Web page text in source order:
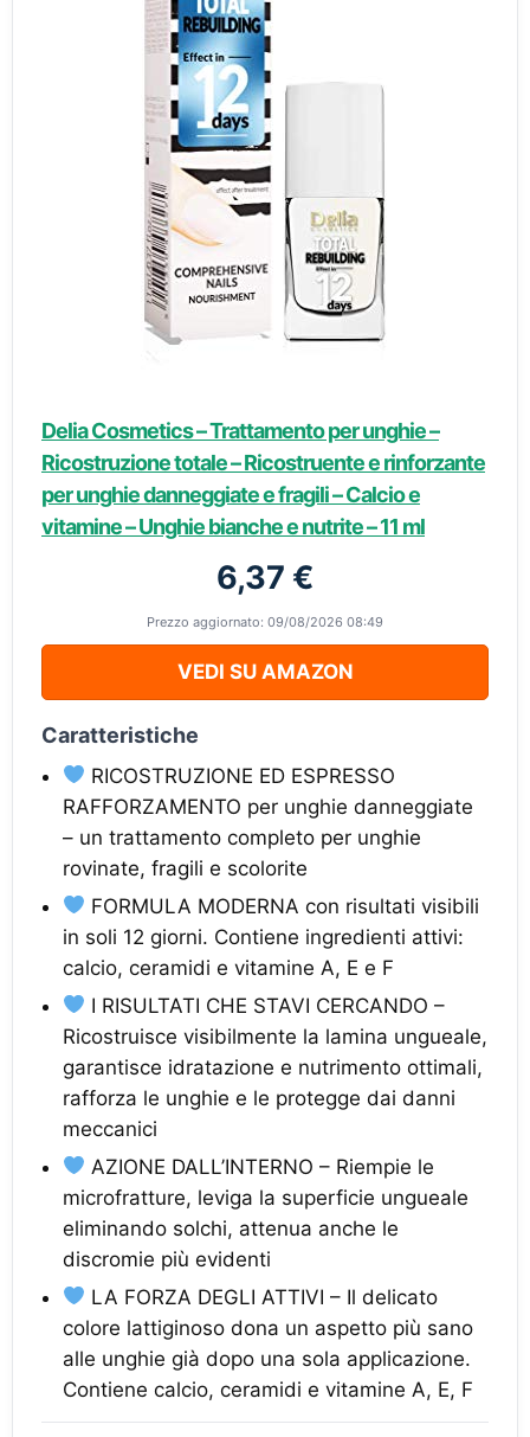
Delia Cosmetics – Trattamento per unghie –
Ricostruzione totale – Ricostruente e rinforzante
per unghie danneggiate e fragili – Calcio e
vitamine – Unghie bianche e nutrite – 11 ml
6,37 €
Prezzo aggiornato: 09/08/2026 08:49
VEDI SU AMAZON
Caratteristiche
RICOSTRUZIONE ED ESPRESSO
RAFFORZAMENTO per unghie danneggiate
– un trattamento completo per unghie
rovinate, fragili e scolorite
FORMULA MODERNA con risultati visibili
in soli 12 giorni. Contiene ingredienti attivi:
calcio, ceramidi e vitamine A, E e F
I RISULTATI CHE STAVI CERCANDO –
Ricostruisce visibilmente la lamina ungueale,
garantisce idratazione e nutrimento ottimali,
rafforza le unghie e le protegge dai danni
meccanici
AZIONE DALL’INTERNO – Riempie le
microfratture, leviga la superficie ungueale
eliminando solchi, attenua anche le
discromie più evidenti
LA FORZA DEGLI ATTIVI – Il delicato
colore lattiginoso dona un aspetto più sano
alle unghie già dopo una sola applicazione.
Contiene calcio, ceramidi e vitamine A, E, F